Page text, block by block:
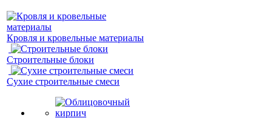
Кровля и кровельные материалы
Строительные блоки
Сухие строительные смеси